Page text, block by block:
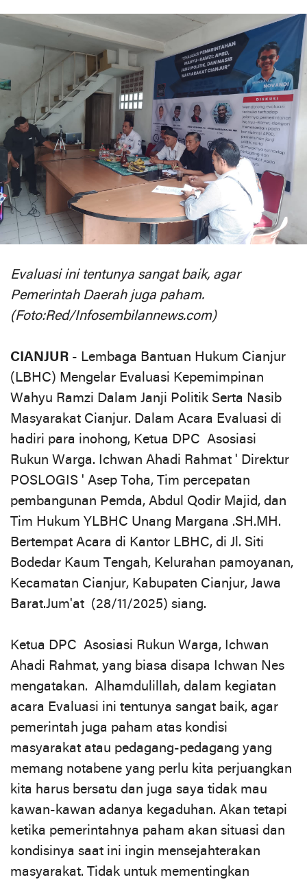
Evaluasi ini tentunya sangat baik, agar
Pemerintah Daerah juga paham.
(Foto:Red/Infosembilannews.com)
CIANJUR - Lembaga Bantuan Hukum Cianjur
(LBHC) Mengelar Evaluasi Kepemimpinan
Wahyu Ramzi Dalam Janji Politik Serta Nasib
Masyarakat Cianjur. Dalam Acara Evaluasi di
hadiri para inohong, Ketua DPC Asosiasi
Rukun Warga. Ichwan Ahadi Rahmat ' Direktur
POSLOGIS ' Asep Toha, Tim percepatan
pembangunan Pemda, Abdul Qodir Majid, dan
Tim Hukum YLBHC Unang Margana .SH.MH.
Bertempat Acara di Kantor LBHC, di Jl. Siti
Bodedar Kaum Tengah, Kelurahan pamoyanan,
Kecamatan Cianjur, Kabupaten Cianjur, Jawa
Barat.Jum'at (28/11/2025) siang.
Ketua DPC Asosiasi Rukun Warga, Ichwan
Ahadi Rahmat, yang biasa disapa Ichwan Nes
mengatakan. Alhamdulillah, dalam kegiatan
acara Evaluasi ini tentunya sangat baik, agar
pemerintah juga paham atas kondisi
masyarakat atau pedagang-pedagang yang
memang notabene yang perlu kita perjuangkan
kita harus bersatu dan juga saya tidak mau
kawan-kawan adanya kegaduhan. Akan tetapi
ketika pemerintahnya paham akan situasi dan
kondisinya saat ini ingin mensejahterakan
masyarakat. Tidak untuk mementingkan